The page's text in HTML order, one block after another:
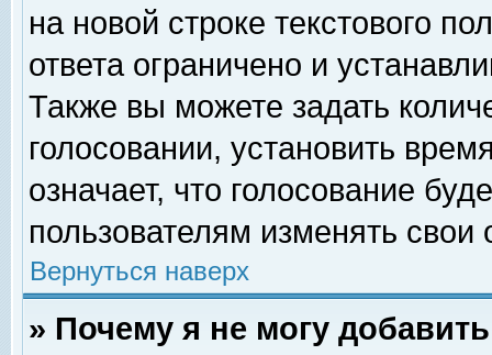
на новой строке текстового
ответа ограничено и
Также вы можете задать
голосовании, установить
означает, что голосование
пользователям изменять свои
Вернуться наверх
» Почему я не могу